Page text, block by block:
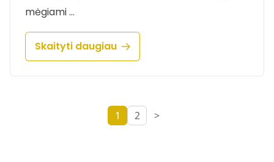
mėgiami …
Skaityti daugiau
1 2 >